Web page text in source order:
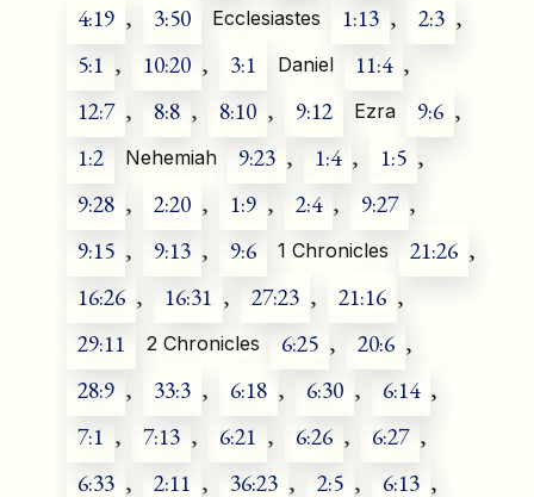
4:19 , 3:50 Ecclesiastes 1:13 , 2:3 ,
5:1 , 10:20 , 3:1 Daniel 11:4 ,
12:7 , 8:8 , 8:10 , 9:12 Ezra 9:6 ,
1:2
Nehemiah 9:23 , 1:4 , 1:5 ,
9:28 , 2:20 , 1:9 , 2:4 , 9:27 ,
9:15 , 9:13 , 9:6 1 Chronicles 21:26 ,
16:26 , 16:31 , 27:23 , 21:16 ,
29:11
2 Chronicles 6:25 , 20:6 ,
28:9 , 33:3 , 6:18 , 6:30 , 6:14 ,
7:1 , 7:13 , 6:21 , 6:26 , 6:27 ,
6:33 , 2:11 , 36:23 , 2:5 , 6:13 ,